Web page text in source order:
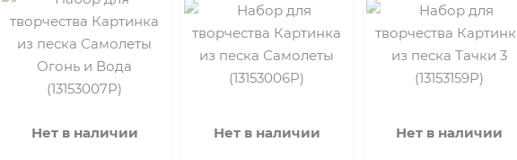
Нет в наличии Нет в наличии Нет в наличии